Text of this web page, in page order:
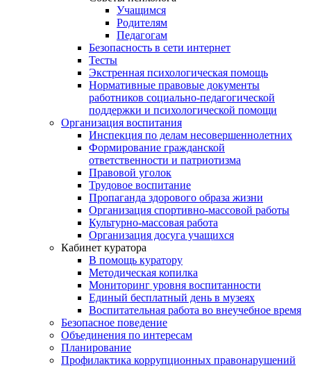
Учащимся
Родителям
Педагогам
Безопасность в сети интернет
Тесты
Экстренная психологическая помощь
Нормативные правовые документы
работников социально-педагогической
поддержки и психологической помощи
Организация воспитания
Инспекция по делам несовершеннолетних
Формирование гражданской
ответственности и патриотизма
Правовой уголок
Трудовое воспитание
Пропаганда здорового образа жизни
Организация спортивно-массовой работы
Культурно-массовая работа
Организация досуга учащихся
Кабинет куратора
В помощь куратору
Методическая копилка
Мониторинг уровня воспитанности
Единый бесплатный день в музеях
Воспитательная работа во внеучебное время
Безопасное поведение
Объединения по интересам
Планирование
Профилактика коррупционных правонарушений